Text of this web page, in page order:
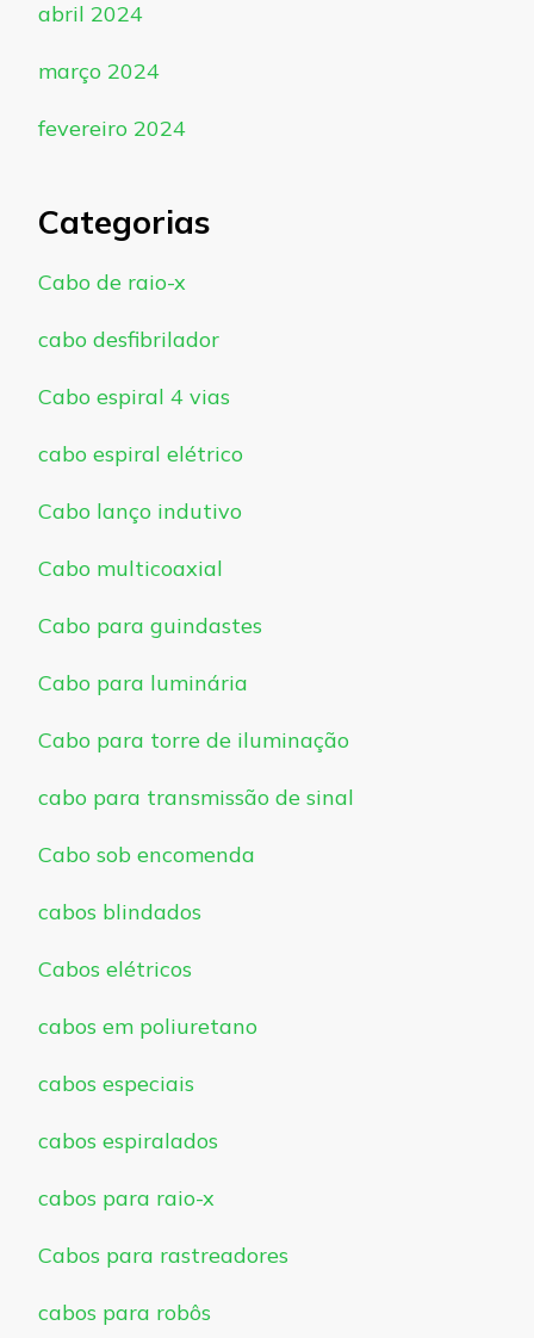
abril 2024
março 2024
fevereiro 2024
Categorias
Cabo de raio-x
cabo desfibrilador
Cabo espiral 4 vias
cabo espiral elétrico
Cabo lanço indutivo
Cabo multicoaxial
Cabo para guindastes
Cabo para luminária
Cabo para torre de iluminação
cabo para transmissão de sinal
Cabo sob encomenda
cabos blindados
Cabos elétricos
cabos em poliuretano
cabos especiais
cabos espiralados
cabos para raio-x
Cabos para rastreadores
cabos para robôs